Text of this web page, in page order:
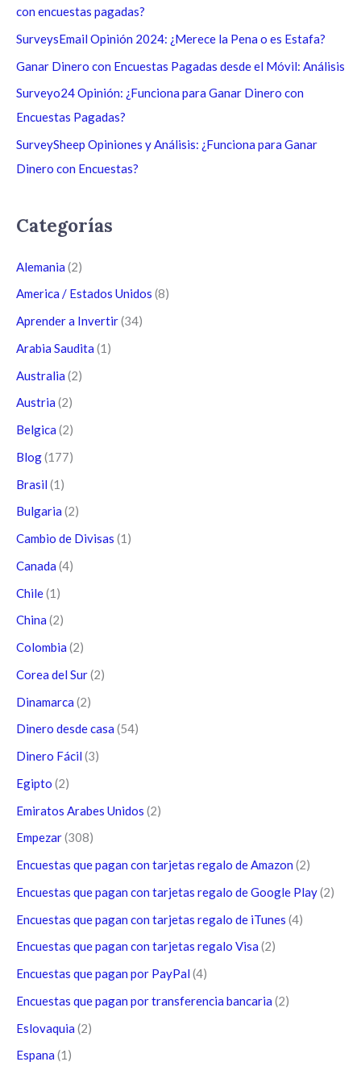
r
p
con encuestas pagadas?
SurveysEmail Opinión 2024: ¿Merece la Pena o es Estafa?
Ganar Dinero con Encuestas Pagadas desde el Móvil: Análisis
Surveyo24 Opinión: ¿Funciona para Ganar Dinero con
Encuestas Pagadas?
SurveySheep Opiniones y Análisis: ¿Funciona para Ganar
Dinero con Encuestas?
Categorías
Alemania (2)
America / Estados Unidos (8)
Aprender a Invertir(34)
Arabia Saudita (1)
Australia (2)
Austria (2)
Belgica (2)
Blog(177)
Brasil (1)
Bulgaria (2)
Cambio de Divisas (1)
Canada (4)
Chile(1)
China (2)
Colombia (2)
Corea del Sur(2)
Dinamarca (2)
Dinero desde casa (54)
Dinero Fácil (3)
Egipto (2)
Emiratos Arabes Unidos (2)
Empezar(308)
Encuestas que pagan con tarjetas regalo de Amazon (2)
Encuestas que pagan con tarjetas regalo de Google Play(2)
Encuestas que pagan con tarjetas regalo de iTunes (4)
Encuestas que pagan con tarjetas regalo Visa (2)
Encuestas que pagan por PayPal (4)
Encuestas que pagan por transferencia bancaria (2)
Eslovaquia (2)
Espana (1)